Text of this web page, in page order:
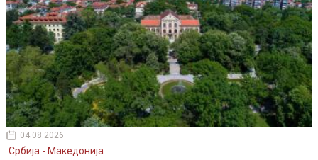
04.08.2026
Србија - Македонија